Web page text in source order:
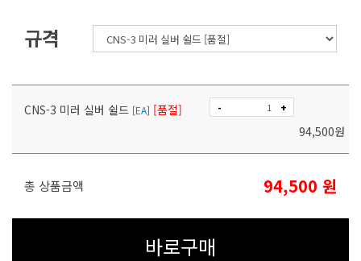
규격
CNS-3 미러 실버 쉴드 [EA] [품절] - +
94,500원
총 상품금액 94,500 원
바로구매